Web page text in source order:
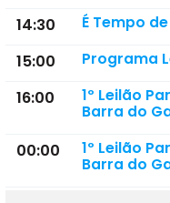
14:30 É Tempo
15:00 Programa
16:00
1º Leilão
Barra do
00:00
1º Leilão
Barra do